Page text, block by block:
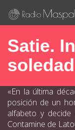
Satie.
«En la última
posición de un
alfabeto y
Contamine de